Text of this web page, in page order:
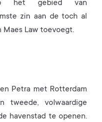
het gebied van
zin aan de toch al
Maes Law toevoegt.
Petra met Rotterdam
tweede, volwaardige
havenstad te openen.